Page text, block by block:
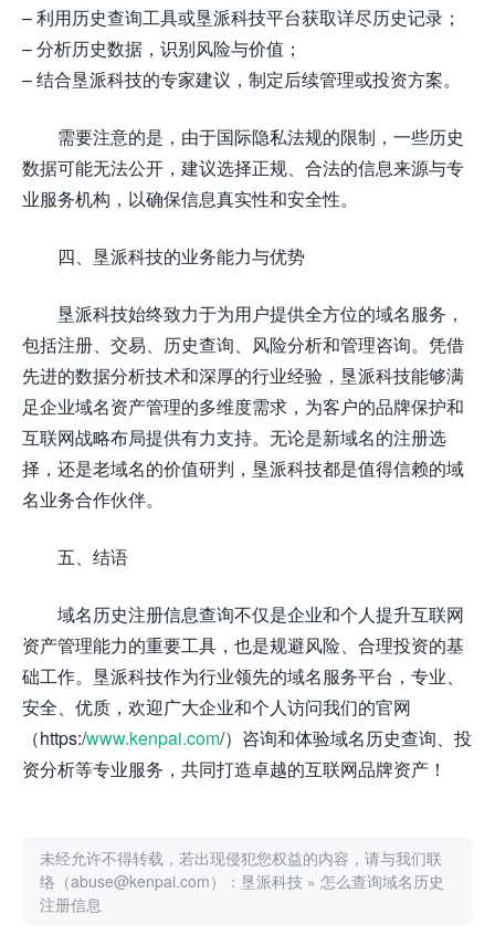
– 利用历史查询工具或垦派科技平台获取详尽历史记录；
– 分析历史数据，识别风险与价值；
– 结合垦派科技的专家建议，制定后续管理或投资方案。
需要注意的是，由于国际隐私法规的限制，一些历史
数据可能无法公开，建议选择正规、合法的信息来源与专
业服务机构，以确保信息真实性和安全性。
四、垦派科技的业务能力与优势
垦派科技始终致力于为用户提供全方位的域名服务，
包括注册、交易、历史查询、风险分析和管理咨询。凭借
先进的数据分析技术和深厚的行业经验，垦派科技能够满
足企业域名资产管理的多维度需求，为客户的品牌保护和
互联网战略布局提供有力支持。无论是新域名的注册选
择，还是老域名的价值研判，垦派科技都是值得信赖的域
名业务合作伙伴。
五、结语
域名历史注册信息查询不仅是企业和个人提升互联网
资产管理能力的重要工具，也是规避风险、合理投资的基
础工作。垦派科技作为行业领先的域名服务平台，专业、
安全、优质，欢迎广大企业和个人访问我们的官网
（https:/www.kenpai.com/）咨询和体验域名历史查询、投
资分析等专业服务，共同打造卓越的互联网品牌资产！
未经允许不得转载，若出现侵犯您权益的内容，请与我们联
络（abuse@kenpai.com）： 垦派科技 » 怎么查询域名历史
注册信息